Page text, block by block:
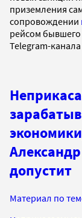
приземления
сопровождении
рейсом бывшего
Telegram-
допустит
Материал по